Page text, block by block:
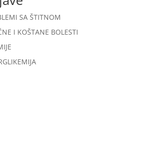
SA ŠTITNOM
I KOŠTANE BOLESTI